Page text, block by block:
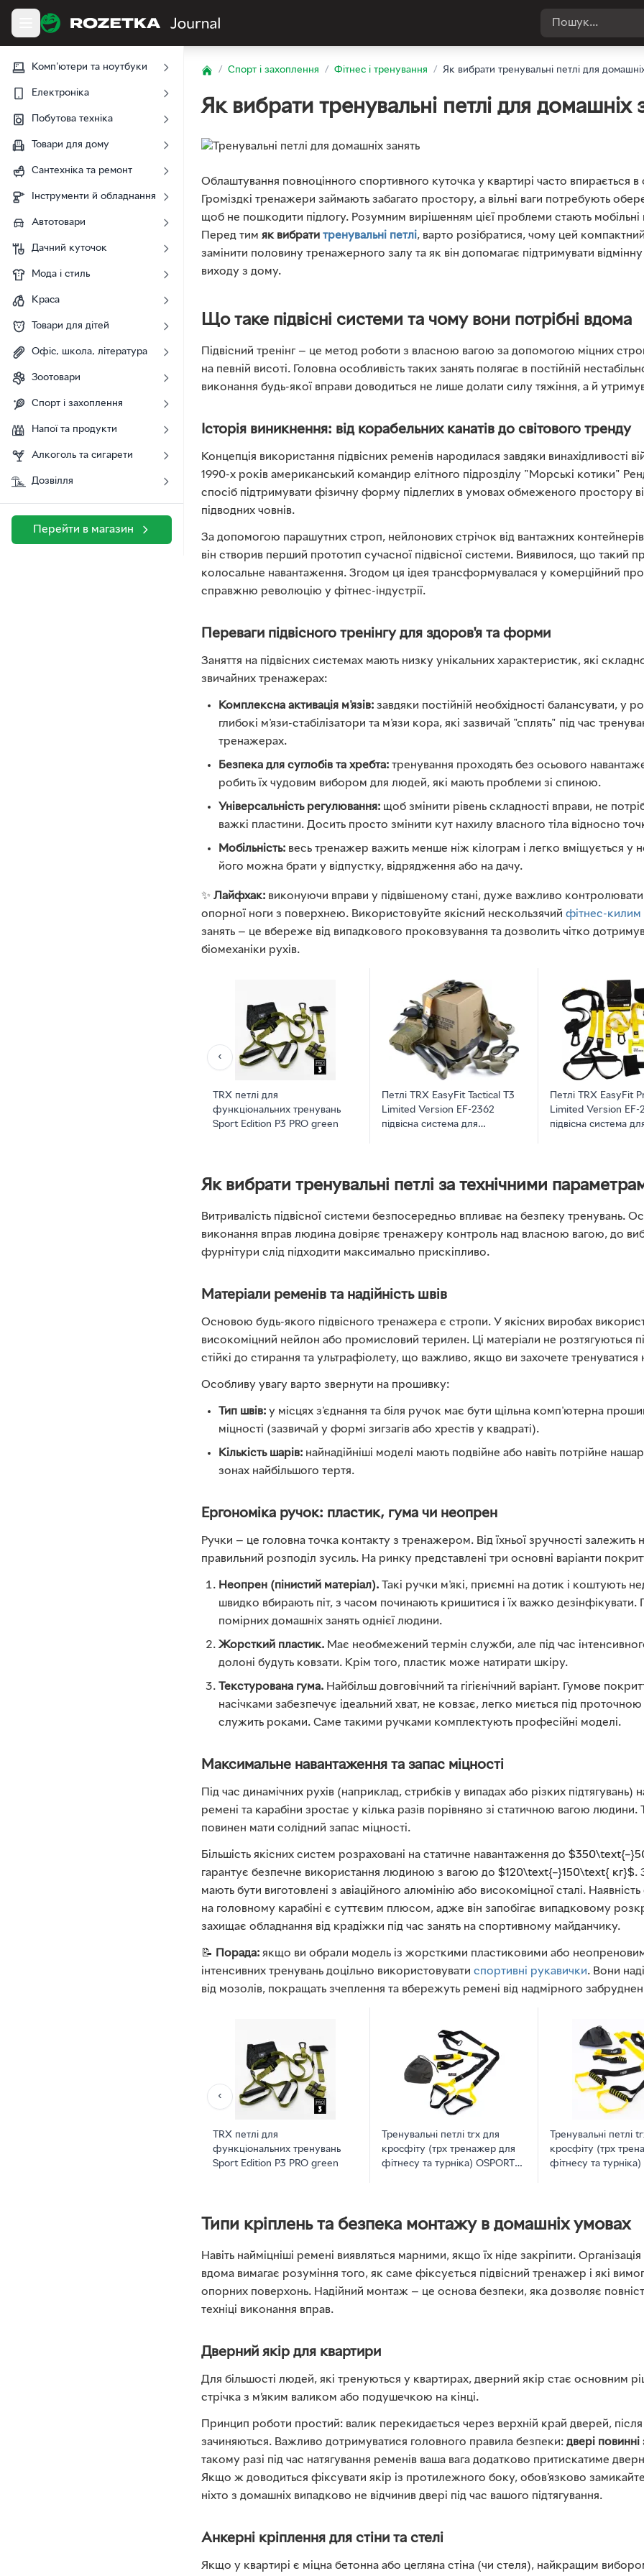
Комп'ютери та ноутбуки
Електроніка
Побутова техніка
Товари для дому
Сантехніка та ремонт
Інструменти й обладнання
Автотовари
Дачний куточок
Мода і стиль
Краса
Товари для дітей
Офіс, школа, література
Зоотовари
Спорт і захоплення
Напої та продукти
Алкоголь та сигарети
Дозвілля
Перейти в магазин
Home
/ Спорт і захоплення / Фітнес і тренування / Як вибрати тренувальні петлі для
Як вибрати тренувальні петлі для домашніх
Облаштування повноцінного спортивного куточка у квартирі часто впирається
Громіздкі тренажери займають забагато простору, а вільні ваги потребують
щоб не пошкодити підлогу. Розумним вирішенням цієї проблеми стають мобільні
Перед тим як вибрати тренувальні петлі, варто розібратися, чому цей
замінити половину тренажерного залу та як він допомагає підтримувати
виходу з дому.
Що таке підвісні системи та чому вони потрібні вдома
Підвісний тренінг — це метод роботи з власною вагою за допомогою міцних
на певній висоті. Головна особливість таких занять полягає в постійній
виконання будь-якої вправи доводиться не лише долати силу тяжіння, а й
Історія виникнення: від корабельних канатів до світового тренду
Концепція використання підвісних ременів народилася завдяки винахідливості
1990-х років американський командир елітного підрозділу "Морські котики"
спосіб підтримувати фізичну форму підлеглих в умовах обмеженого простору
підводних човнів.
За допомогою парашутних строп, нейлонових стрічок від вантажних
він створив перший прототип сучасної підвісної системи. Виявилося, що такий
колосальне навантаження. Згодом ця ідея трансформувалася у комерційний
справжню революцію у фітнес-індустрії.
Переваги підвісного тренінгу для здоров'я та форми
Заняття на підвісних системах мають низку унікальних характеристик, які
звичайних тренажерах:
Комплексна активація м'язів: завдяки постійній необхідності балансувати, у
глибокі м'язи-стабілізатори та м'язи кора, які зазвичай "сплять" під час
тренажерах.
Безпека для суглобів та хребта: тренування проходять без осьового
робить їх чудовим вибором для людей, які мають проблеми зі спиною.
Універсальність регулювання: щоб змінити рівень складності вправи, не
важкі пластини. Досить просто змінити кут нахилу власного тіла відносно
Мобільність: весь тренажер важить менше ніж кілограм і легко вміщується у
його можна брати у відпустку, відрядження або на дачу.
✨ Лайфхак: виконуючи вправи у підвішеному стані, дуже важливо контролювати
опорної ноги з поверхнею. Використовуйте якісний нескользячий фітнес-килим
занять — це вбереже від випадкового проковзування та дозволить чітко
біомеханіки рухів.
‹
TRX петлі для
функціональних тренувань
Sport Edition P3 PRO green
Петлі TRX EasyFit Tactical T3
Limited Version EF-2362
підвісна система для
Петлі TRX EasyFit
Limited Version EF-
підвісна система
Як вибрати тренувальні петлі за технічними
Витривалість підвісної системи безпосередньо впливає на безпеку тренувань.
виконання вправ людина довіряє тренажеру контроль над власною вагою, до
фурнітури слід підходити максимально прискіпливо.
Матеріали ременів та надійність швів
Основою будь-якого підвісного тренажера є стропи. У якісних виробах
високоміцний нейлон або промисловий терилен. Ці матеріали не розтягуються
стійкі до стирання та ультрафіолету, що важливо, якщо ви захочете тренуватися
Особливу увагу варто звернути на прошивку:
Тип швів: у місцях з'єднання та біля ручок має бути щільна комп'ютерна
міцності (зазвичай у формі зигзагів або хрестів у квадраті).
Кількість шарів: найнадійніші моделі мають подвійне або навіть потрійне
зонах найбільшого тертя.
Ергономіка ручок: пластик, гума чи неопрен
Ручки — це головна точка контакту з тренажером. Від їхньої зручності
правильний розподіл зусиль. На ринку представлені три основні варіанти
Неопрен (пінистий матеріал). Такі ручки м'які, приємні на дотик і коштують
швидко вбирають піт, з часом починають кришитися і їх важко дезінфікувати.
помірних домашніх занять однієї людини.
Жорсткий пластик. Має необмежений термін служби, але під час
долоні будуть ковзати. Крім того, пластик може натирати шкіру.
Текстурована гума. Найбільш довговічний та гігієнічний варіант. Гумове
насічками забезпечує ідеальний хват, не ковзає, легко миється під
служить роками. Саме такими ручками комплектують професійні моделі.
Максимальне навантаження та запас міцності
Під час динамічних рухів (наприклад, стрибків у випадах або різких підтягувань)
ремені та карабіни зростає у кілька разів порівняно зі статичною вагою
повинен мати солідний запас міцності.
Більшість якісних систем розраховані на статичне навантаження до
гарантує безпечне використання людиною з вагою до $120\text{–}150\text{ кг}$.
мають бути виготовлені з авіаційного алюмінію або високоміцної сталі.
на головному карабіні є суттєвим плюсом, адже він запобігає випадковому
захищає обладнання від крадіжки під час занять на спортивному майданчику.
📝 Порада: якщо ви обрали модель із жорсткими пластиковими або
інтенсивних тренувань доцільно використовувати спортивні рукавички. Вони
від мозолів, покращать зчеплення та вбережуть ремені від надмірного
‹
TRX петлі для
функціональних тренувань
Sport Edition P3 PRO green
Тренувальні петлі trx для
кросфіту (трх тренажер для
фітнесу та турніка) OSPORT
Тренувальні петлі
кросфіту (трх
фітнесу та турніка)
Типи кріплень та безпека монтажу в домашніх умовах
Навіть найміцніші ремені виявляться марними, якщо їх ніде закріпити.
вдома вимагає розуміння того, як саме фіксується підвісний тренажер і які
опорних поверхонь. Надійний монтаж — це основа безпеки, яка дозволяє
техніці виконання вправ.
Дверний якір для квартири
Для більшості людей, які тренуються у квартирах, дверний якір стає основним
стрічка з м’яким валиком або подушечкою на кінці.
Принцип роботи простий: валик перекидається через верхній край дверей,
зачиняються. Важливо дотримуватися головного правила безпеки: двері
такому разі під час натягування ременів ваша вага додатково притискатиме
Якщо ж доводиться фіксувати якір із протилежного боку, обов'язково
ніхто з домашніх випадково не відчинив двері під час вашого підтягування.
Анкерні кріплення для стіни та стелі
Якщо у квартирі є міцна бетонна або цегляна стіна (чи стеля), найкращим